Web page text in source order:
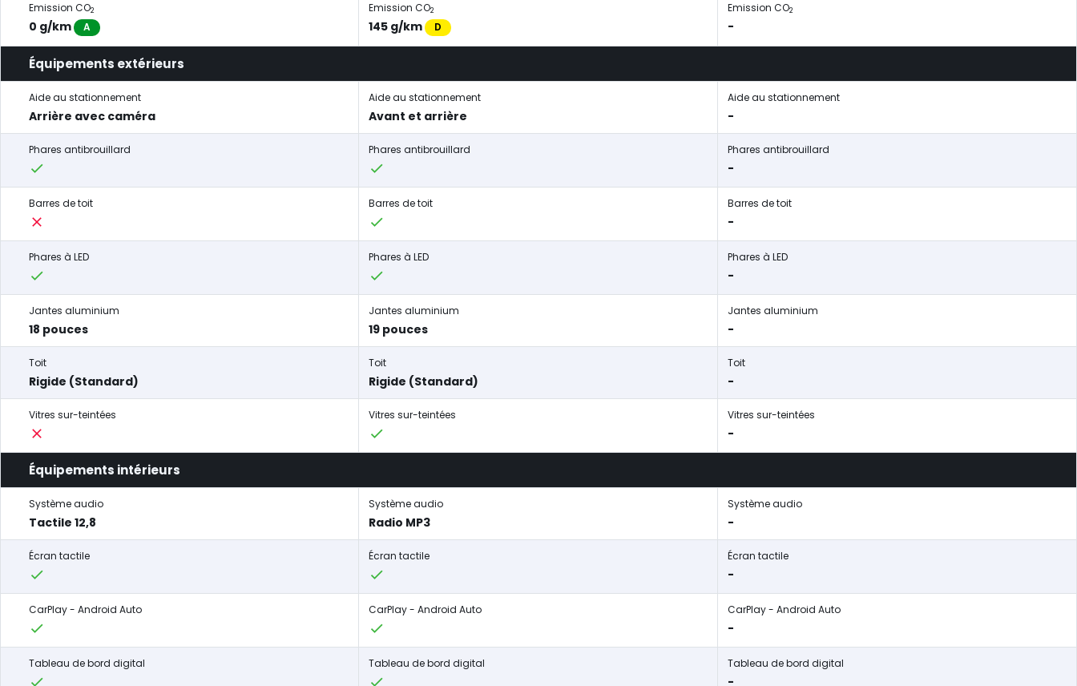
Emission CO2
0 g/km A
Emission CO2
145 g/km D
Emission CO2
-
Équipements extérieurs
Aide au stationnement
Arrière avec caméra
Aide au stationnement
Avant et arrière
Aide au stationnement
-
Phares antibrouillard Phares antibrouillard Phares antibrouillard
-
Barres de toit Barres de toit Barres de toit
-
Phares à LED Phares à LED Phares à LED
-
Jantes aluminium
18 pouces
Jantes aluminium
19 pouces
Jantes aluminium
-
Toit
Rigide (Standard)
Toit
Rigide (Standard)
Toit
-
Vitres sur-teintées Vitres sur-teintées Vitres sur-teintées
-
Équipements intérieurs
Système audio
Tactile 12,8
Système audio
Radio MP3
Système audio
-
Écran tactile Écran tactile Écran tactile
-
CarPlay - Android Auto CarPlay - Android Auto CarPlay - Android Auto
-
Tableau de bord digital Tableau de bord digital Tableau de bord digital
-